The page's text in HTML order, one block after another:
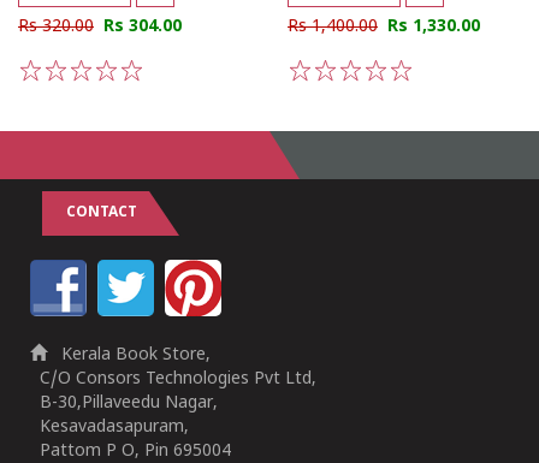
Rs 320.00 Rs 304.00
Rs 1,400.00 Rs 1,330.00
CONTACT
Kerala Book Store,
C/O Consors Technologies Pvt Ltd,
B-30,Pillaveedu Nagar,
Kesavadasapuram,
Pattom P O, Pin 695004